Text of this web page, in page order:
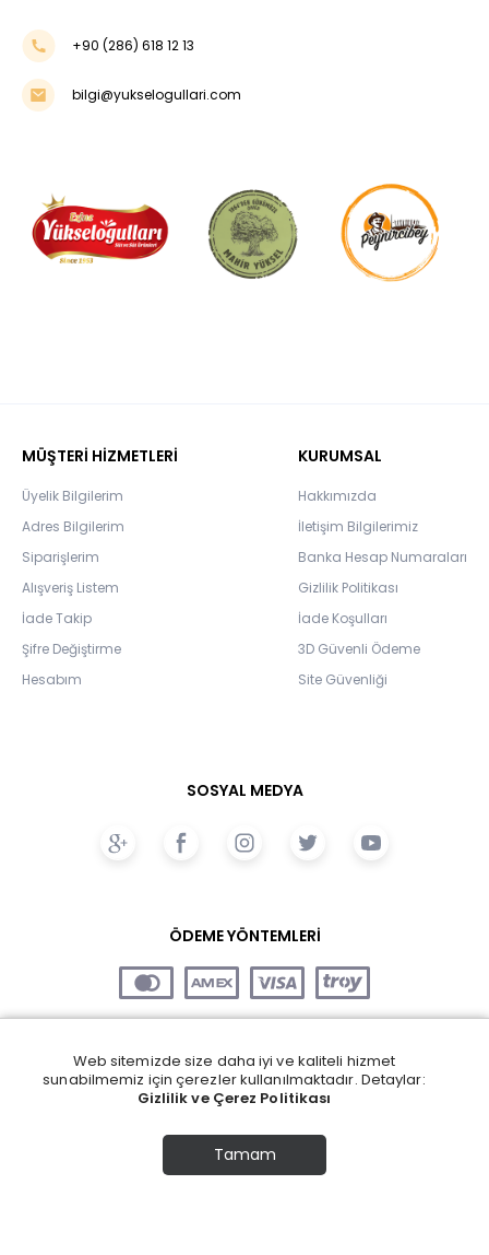
+90 (286) 618 12 13
bilgi@yukselogullari.com
MÜŞTERİ HİZMETLERİ
Üyelik Bilgilerim
Adres Bilgilerim
Siparişlerim
Alışveriş Listem
İade Takip
Şifre Değiştirme
Hesabım
KURUMSAL
Hakkımızda
İletişim Bilgilerimiz
Banka Hesap Numaraları
Gizlilik Politikası
İade Koşulları
3D Güvenli Ödeme
Site Güvenliği
SOSYAL MEDYA
ÖDEME YÖNTEMLERİ
Web sitemizde size daha iyi ve kaliteli hizmet
sunabilmemiz için çerezler kullanılmaktadır. Detaylar:
Gizlilik ve Çerez Politikası
Tamam